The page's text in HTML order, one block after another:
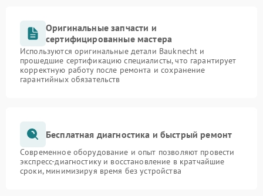
Оригинальные запчасти и
сертифицированные мастера
Используются оригинальные детали Bauknecht и
прошедшие сертификацию специалисты, что гарантирует
корректную работу после ремонта и сохранение
гарантийных обязательств
Бесплатная диагностика и быстрый ремонт
Современное оборудование и опыт позволяют провести
экспресс-диагностику и восстановление в кратчайшие
сроки, минимизируя время без устройства